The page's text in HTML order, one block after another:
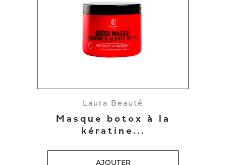
Laura Beauté
Masque botox à la
kératine...
AJOUTER